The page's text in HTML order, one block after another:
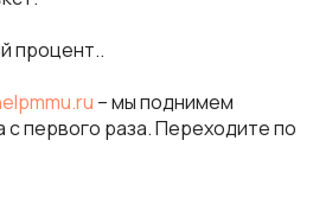
процент..
– мы поднимем
первого раза. Переходите по